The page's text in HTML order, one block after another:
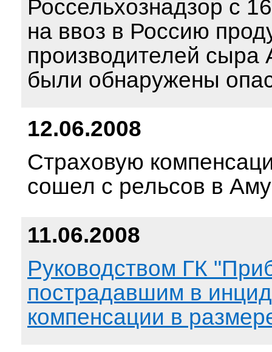
Россельхознадзор с
на ввоз в Россию
производителей сыра
были обнаружены
12.06.2008
Страховую
сошел с рельсов в
11.06.2008
Руководством ГК
пострадавшим в
компенсации в